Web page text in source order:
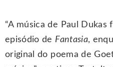
“A música de Paul Dukas
episódio de Fantasia,
original do poema de